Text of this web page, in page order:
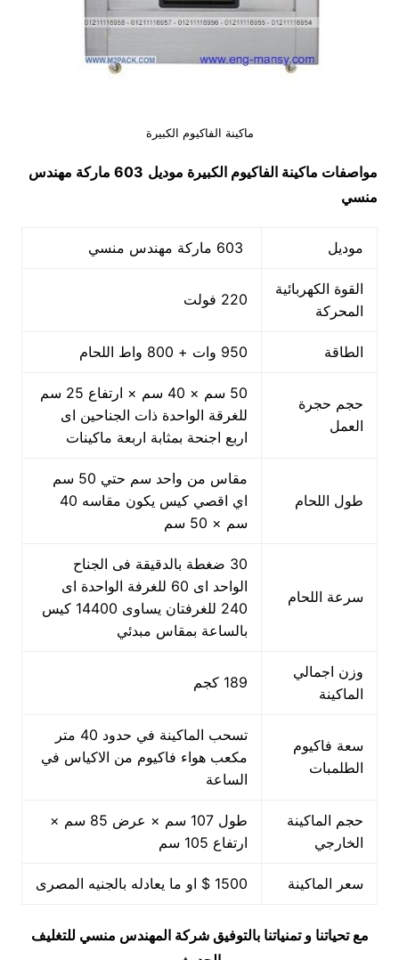
ماكينة الفاكيوم الكبيرة
مواصفات ماكينة الفاكيوم الكبيرة موديل
603 ماركة مهندس
منسي
موديل
القوة الكهربائية
المحركة
220 فولت
الطاقة 950 وات + 800 واط اللحام
حجم حجرة
العمل
50 سم × 40 سم × ارتفاع 25 سم
للغرقة الواحدة ذات الجناحين اى
اربع اجنحة بمثابة اربعة ماكينات
طول اللحام
مقاس من واحد سم حتي 50 سم
اي اقصي كيس يكون مقاسه 40
سم × 50 سم
سرعة اللحام
30 ضغطة بالدقيقة فى الجناح
الواحد اى 60 للغرفة الواحدة اى
240 للغرفتان يساوى 14400 كيس
بالساعة بمقاس مبدئي
وزن اجمالي
الماكينة
189 كجم
سعة فاكيوم
الطلمبات
تسحب الماكينة في حدود 40 متر
مكعب هواء فاكيوم من الاكياس في
الساعة
حجم الماكينة
الخارجي
طول 107 سم × عرض 85 سم ×
ارتفاع 105 سم
سعر الماكينة 1500 $ او ما يعادله بالجنيه المصرى
مع تحياتنا و تمنياتنا بالتوفيق شركة المهندس منسي للتغليف